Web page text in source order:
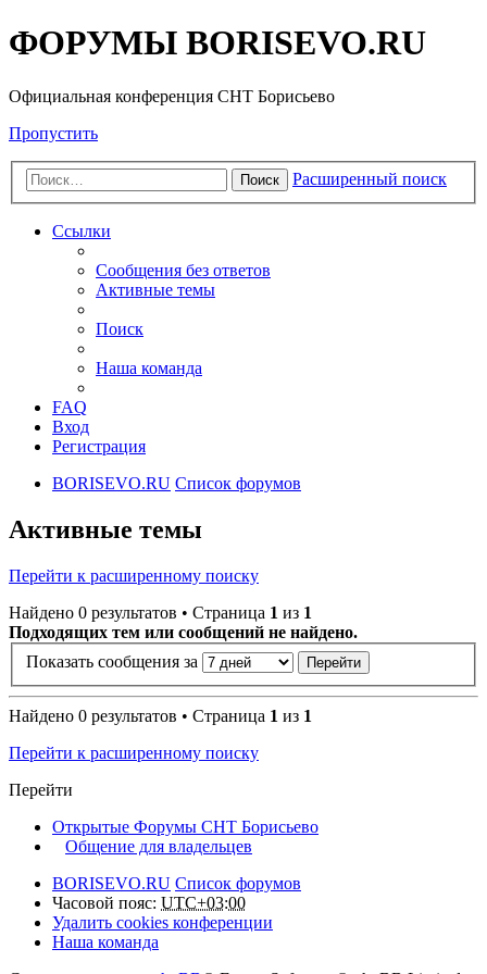
ФОРУМЫ BORISEVO.RU
Официальная конференция СНТ Борисьево
Пропустить
Поиск Расширенный поиск
Ссылки
Сообщения без ответов
Активные темы
Поиск
Наша команда
FAQ
Вход
Регистрация
BORISEVO.RU Список форумов
Активные темы
Перейти к расширенному поиску
Найдено 0 результатов • Страница 1 из 1
Подходящих тем или сообщений не найдено.
Показать сообщения за
Найдено 0 результатов • Страница 1 из 1
Перейти к расширенному поиску
Перейти
Открытые Форумы СНТ Борисьево
Общение для владельцев
BORISEVO.RU Список форумов
Часовой пояс: UTC+03:00
Удалить cookies конференции
Наша команда